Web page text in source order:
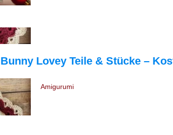
Bunny Lovey Teile & Stücke –
Amigurumi